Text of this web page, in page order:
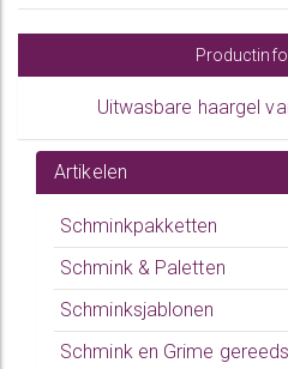
Uitwasbare haargel
Artikelen
Schminkpakketten
Schmink & Paletten
Schminksjablonen
Schmink en Grime